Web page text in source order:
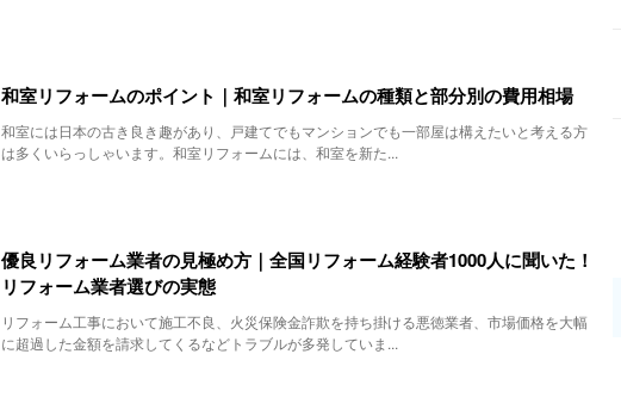
和室リフォームのポイント｜和室リフォームの種類と部分別の費用相場
和室には日本の古き良き趣があり、戸建てでもマンションでも一部屋は構えたいと考える方
は多くいらっしゃいます。和室リフォームには、和室を新た...
優良リフォーム業者の見極め方｜全国リフォーム経験者1000人に聞いた！
リフォーム業者選びの実態
リフォーム工事において施工不良、火災保険金詐欺を持ち掛ける悪徳業者、市場価格を大幅
に超過した金額を請求してくるなどトラブルが多発していま...